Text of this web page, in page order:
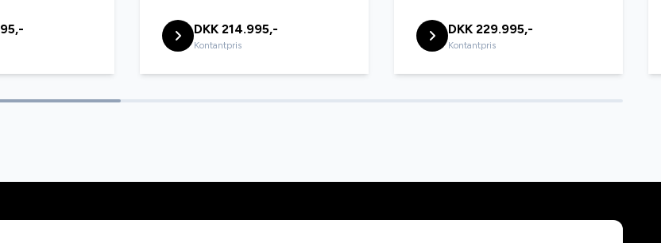
DKK 214.995,-
Kontantpris
DKK 229.995,-
Kontantpris